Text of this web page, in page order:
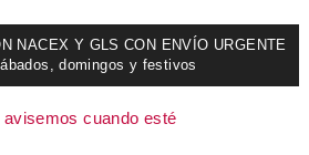
NACEX Y GLS CON ENVÍO URGENTE
domingos y festivos
cuando esté